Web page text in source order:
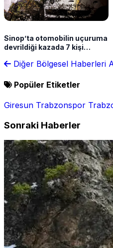
Sinop’ta otomobilin uçuruma
devrildiği kazada 7 kişi
Diğer Bölgesel Haberleri
Popüler Etiketler
Giresun Trabzonspor
Sonraki Haberler